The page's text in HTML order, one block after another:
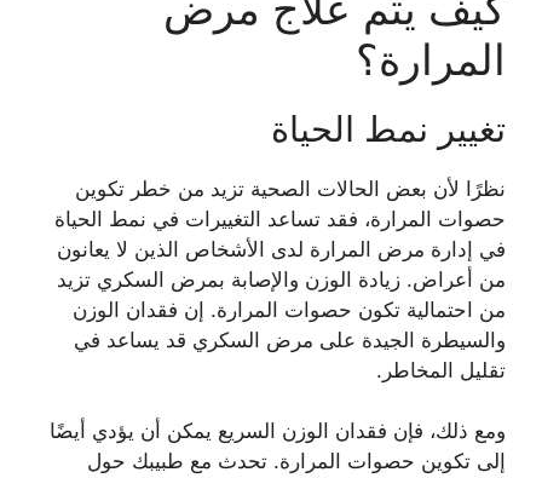
المرارة؟
تغيير نمط الحياة
نظرًا لأن بعض الحالات الصحية تزيد من خطر تكوين
حصوات المرارة، فقد تساعد التغييرات في نمط الحياة
في إدارة مرض المرارة لدى الأشخاص الذين لا يعانون
من أعراض. زيادة الوزن والإصابة بمرض السكري تزيد
من احتمالية تكون حصوات المرارة. إن فقدان الوزن
والسيطرة الجيدة على مرض السكري قد يساعد في
تقليل المخاطر.
ومع ذلك، فإن فقدان الوزن السريع يمكن أن يؤدي أيضًا
إلى تكوين حصوات المرارة. تحدث مع طبيبك حول